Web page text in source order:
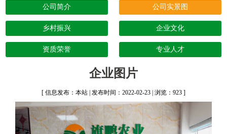
公司简介 公司实景图
乡村振兴 企业文化
资质荣誉 专业人才
企业图片
[ 信息发布：本站 | 发布时间：2022-02-23 | 浏览：923 ]